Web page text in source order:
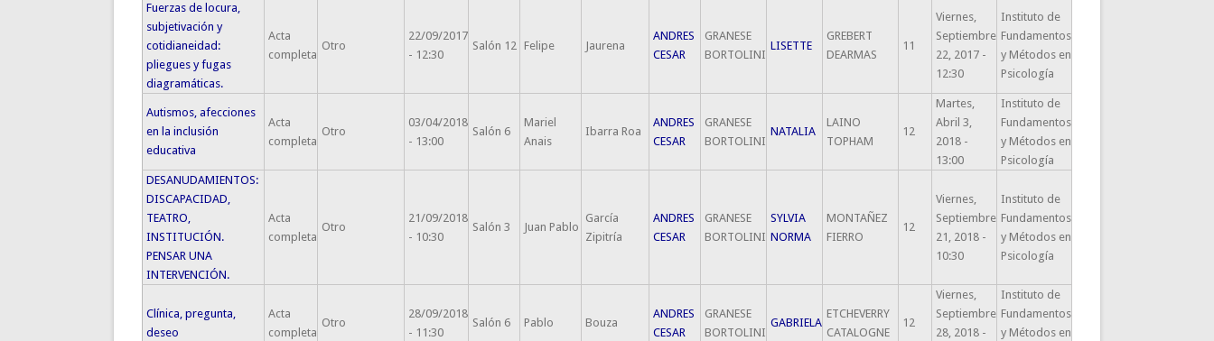
Fuerzas de locura,
subjetivación y
cotidianeidad:
pliegues y fugas
diagramáticas.
Acta
completa
Otro
22/09/2017
- 12:30
Salón 12 Felipe Jaurena
ANDRES
CESAR
GRANESE
BORTOLINI
LISETTE
GREBERT
DEARMAS
11
Viernes,
Septiembre
22, 2017 -
12:30
Instituto de
Fundamentos
y Métodos en
Psicología
Autismos, afecciones
en la inclusión
educativa
Acta
completa
Otro
03/04/2018
- 13:00
Salón 6
Mariel
Anais
Ibarra Roa
ANDRES
CESAR
GRANESE
BORTOLINI
NATALIA
LAINO
TOPHAM
12
Martes,
Abril 3,
2018 -
13:00
Instituto de
Fundamentos
y Métodos en
Psicología
DESANUDAMIENTOS:
DISCAPACIDAD,
TEATRO,
INSTITUCIÓN.
PENSAR UNA
INTERVENCIÓN.
Acta
completa
Otro
21/09/2018
- 10:30
Salón 3 Juan Pablo
García
Zipitría
ANDRES
CESAR
GRANESE
BORTOLINI
SYLVIA
NORMA
MONTAÑEZ
FIERRO
12
Viernes,
Septiembre
21, 2018 -
10:30
Instituto de
Fundamentos
y Métodos en
Psicología
Clínica, pregunta,
deseo
Acta
completa
Otro
28/09/2018
- 11:30
Salón 6 Pablo Bouza
ANDRES
CESAR
GRANESE
BORTOLINI
GABRIELA
ETCHEVERRY
CATALOGNE
12
Viernes,
Septiembre
28, 2018 -
Instituto de
Fundamentos
y Métodos en